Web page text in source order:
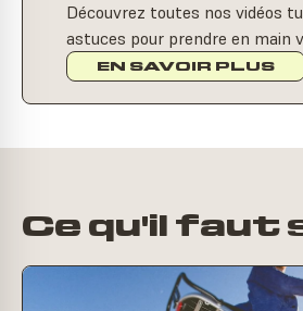
Découvrez toutes nos vidéos
astuces pour prendre en main
EN SAVOIR PLUS
Ce qu'il faut